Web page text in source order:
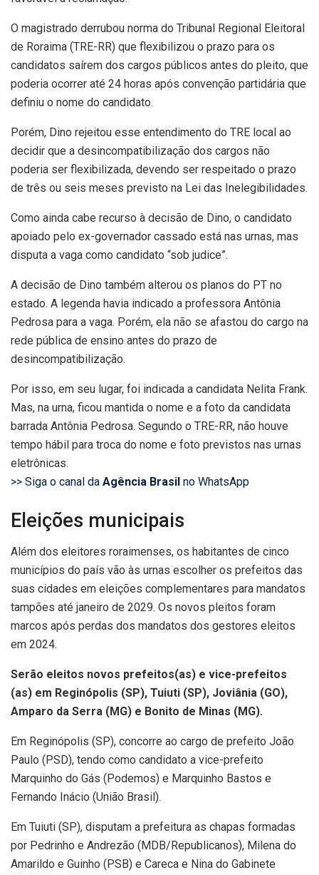
O magistrado derrubou norma do Tribunal Regional Eleitoral
de Roraima (TRE-RR) que flexibilizou o prazo para os
candidatos saírem dos cargos públicos antes do pleito, que
poderia ocorrer até 24 horas após convenção partidária que
definiu o nome do candidato.
Porém, Dino rejeitou esse entendimento do TRE local ao
decidir que a desincompatibilização dos cargos não
poderia ser flexibilizada, devendo ser respeitado o prazo
de três ou seis meses previsto na Lei das Inelegibilidades.
Como ainda cabe recurso à decisão de Dino, o candidato
apoiado pelo ex-governador cassado está nas urnas, mas
disputa a vaga como candidato “sob judice”.
A decisão de Dino também alterou os planos do PT no
estado. A legenda havia indicado a professora Antônia
Pedrosa para a vaga. Porém, ela não se afastou do cargo na
rede pública de ensino antes do prazo de
desincompatibilização.
Por isso, em seu lugar, foi indicada a candidata Nelita Frank.
Mas, na urna, ficou mantida o nome e a foto da candidata
barrada Antônia Pedrosa. Segundo o TRE-RR, não houve
tempo hábil para troca do nome e foto previstos nas urnas
eletrônicas.
>> Siga o canal da Agência Brasil no WhatsApp
Eleições municipais
Além dos eleitores roraimenses, os habitantes de cinco
municípios do país vão às urnas escolher os prefeitos das
suas cidades em eleições complementares para mandatos
tampões até janeiro de 2029. Os novos pleitos foram
marcos após perdas dos mandatos dos gestores eleitos
em 2024.
Serão eleitos novos prefeitos(as) e vice-prefeitos
(as) em Reginópolis (SP), Tuiuti (SP), Joviânia (GO),
Amparo da Serra (MG) e Bonito de Minas (MG).
Em Reginópolis (SP), concorre ao cargo de prefeito João
Paulo (PSD), tendo como candidato a vice-prefeito
Marquinho do Gás (Podemos) e Marquinho Bastos e
Fernando Inácio (União Brasil).
Em Tuiuti (SP), disputam a prefeitura as chapas formadas
por Pedrinho e Andrezão (MDB/Republicanos), Milena do
Amarildo e Guinho (PSB) e Careca e Nina do Gabinete